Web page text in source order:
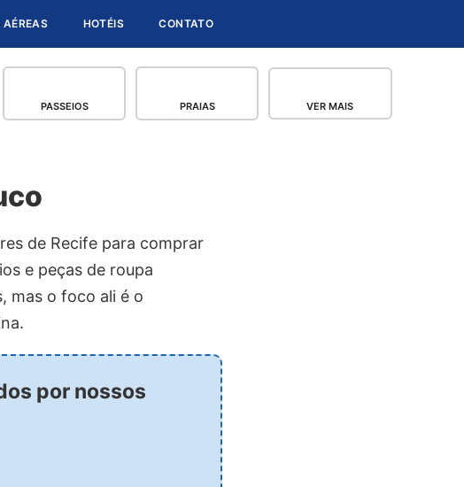
AÉREAS HOTÉIS CONTATO
PASSEIOS PRAIAS VER MAIS
de Recife para comprar
e peças de roupa
mas o foco ali é o
por nossos